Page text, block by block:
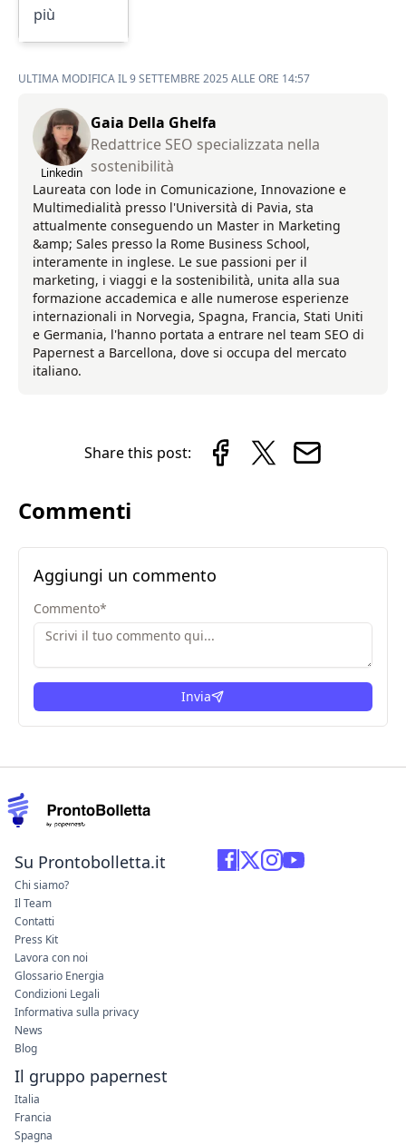
più
ULTIMA MODIFICA IL 9 SETTEMBRE 2025 ALLE ORE 14:57
Linkedin
Gaia Della Ghelfa
Redattrice SEO specializzata nella
sostenibilità
Laureata con lode in Comunicazione, Innovazione e
Multimedialità presso l'Università di Pavia, sta
attualmente conseguendo un Master in Marketing
&amp; Sales presso la Rome Business School,
interamente in inglese. Le sue passioni per il
marketing, i viaggi e la sostenibilità, unita alla sua
formazione accademica e alle numerose esperienze
internazionali in Norvegia, Spagna, Francia, Stati Uniti
e Germania, l'hanno portata a entrare nel team SEO di
Papernest a Barcellona, dove si occupa del mercato
italiano.
Share this post:
Commenti
Aggiungi un commento
Commento*
Invia
Su Prontobolletta.it
Chi siamo?
Il Team
Contatti
Press Kit
Lavora con noi
Glossario Energia
Condizioni Legali
Informativa sulla privacy
News
Blog
Il gruppo papernest
Italia
Francia
Spagna